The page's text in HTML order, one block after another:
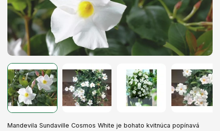
Mandevila Sundaville Cosmos White je bohato kvitnúca popínavá